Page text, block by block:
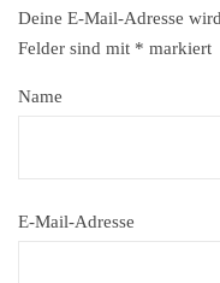
Deine E-Mail-Adresse
Felder sind mit * markiert
Name
E-Mail-Adresse